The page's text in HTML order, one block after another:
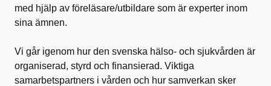
med hjälp av föreläsare/utbildare som är experter inom
sina ämnen.
Vi går igenom hur den svenska hälso- och sjukvården är
organiserad, styrd och finansierad. Viktiga
samarbetspartners i vården och hur samverkan sker